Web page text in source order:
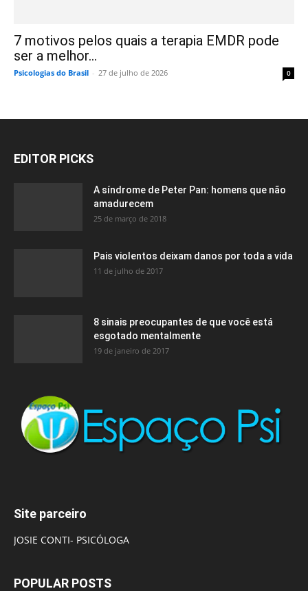
7 motivos pelos quais a terapia EMDR pode
ser a melhor...
Psicologias do Brasil - 27 de julho de 2026 0
EDITOR PICKS
A síndrome de Peter Pan: homens que não
amadurecem
25 de março de 2018
Pais violentos deixam danos por toda a vida
11 de julho de 2017
8 sinais preocupantes de que você está
esgotado mentalmente
19 de janeiro de 2017
Site parceiro
JOSIE CONTI- PSICÓLOGA
POPULAR POSTS